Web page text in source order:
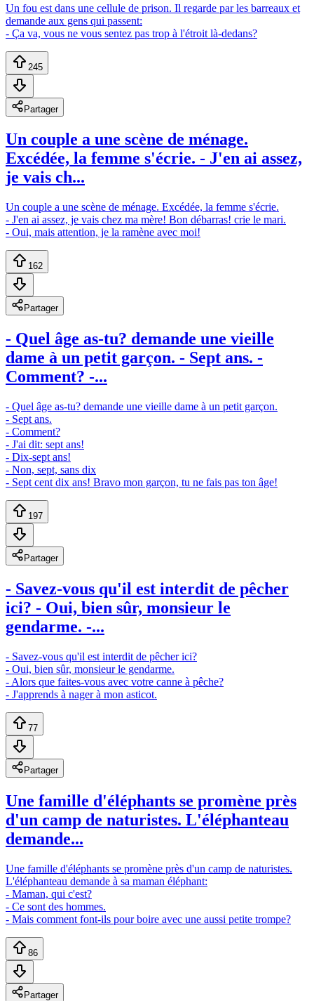
Un fou est dans une cellule de prison. Il regarde par les barreaux et
demande aux gens qui passent:
- Ça va, vous ne vous sentez pas trop à l'étroit là-dedans?
245
Partager
Un couple a une scène de ménage.
Excédée, la femme s'écrie. - J'en ai assez,
je vais ch...
Un couple a une scène de ménage. Excédée, la femme s'écrie.
- J'en ai assez, je vais chez ma mère! Bon débarras! crie le mari.
- Oui, mais attention, je la ramène avec moi!
162
Partager
- Quel âge as-tu? demande une vieille
dame à un petit garçon. - Sept ans. -
Comment? -...
- Quel âge as-tu? demande une vieille dame à un petit garçon.
- Sept ans.
- Comment?
- J'ai dit: sept ans!
- Dix-sept ans!
- Non, sept, sans dix
- Sept cent dix ans! Bravo mon garçon, tu ne fais pas ton âge!
197
Partager
- Savez-vous qu'il est interdit de pêcher
ici? - Oui, bien sûr, monsieur le
gendarme. -...
- Savez-vous qu'il est interdit de pêcher ici?
- Oui, bien sûr, monsieur le gendarme.
- Alors que faites-vous avec votre canne à pêche?
- J'apprends à nager à mon asticot.
77
Partager
Une famille d'éléphants se promène près
d'un camp de naturistes. L'éléphanteau
demande...
Une famille d'éléphants se promène près d'un camp de naturistes.
L'éléphanteau demande à sa maman éléphant:
- Maman, qui c'est?
- Ce sont des hommes.
- Mais comment font-ils pour boire avec une aussi petite trompe?
86
Partager